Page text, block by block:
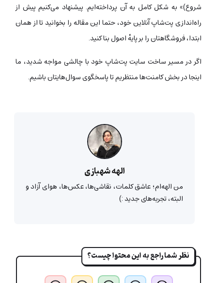
شروع)» به شکل کامل به آن پرداخته‌ایم. پیشنهاد می‌کنیم پیش از
راه‌اندازی پت‌شاپ آنلاین خود، حتما این مقاله را بخوانید تا از همان
ابتدا، فروشگاهتان را بر پایهٔ اصول بنا کنید.
اگر در مسیر ساخت سایت پت‌شاپ خود با چالشی مواجه شدید، ما
اینجا در بخش کامنت‌ها منتظریم تا پاسخگوی سوال‌هایتان باشیم.
الهه شهبازی
من الهه‌ام؛ عاشق کلمات، نقاشی‌ها، عکس‌ها، هوای آزاد و
البته، تجربه‌های جدید :)
نظر شما راجع به این محتوا چیست؟